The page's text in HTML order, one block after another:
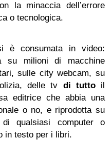
la minaccia dell’errore
o tecnologica.
è consumata in video:
su milioni di macchine
sulle city webcam, su
delle tv di tuttoil
editrice che abbia una
o no, e riprodotta su
qualsiasi computer o
in testo per i libri.